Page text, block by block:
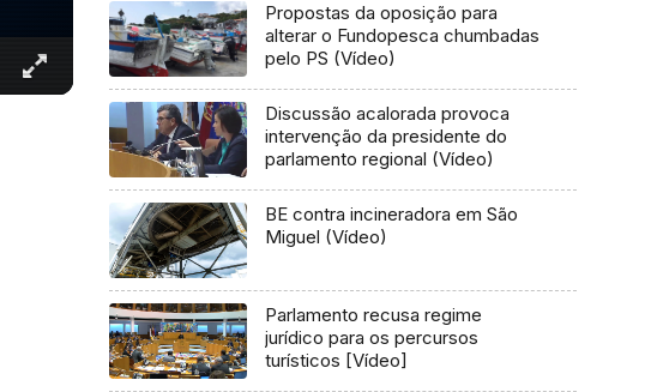
Propostas da oposição para
alterar o Fundopesca chumbadas
pelo PS (Vídeo)
Discussão acalorada provoca
intervenção da presidente do
parlamento regional (Vídeo)
BE contra incineradora em São
Miguel (Vídeo)
Parlamento recusa regime
jurídico para os percursos
turísticos [Vídeo]